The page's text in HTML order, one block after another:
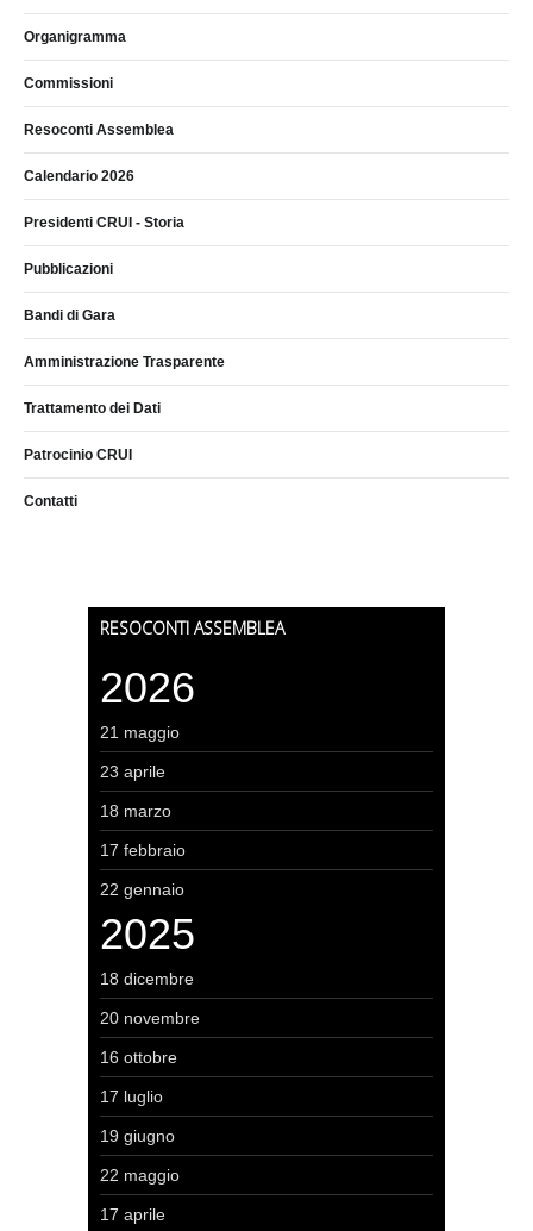
Organigramma
Commissioni
Resoconti Assemblea
Calendario 2026
Presidenti CRUI - Storia
Pubblicazioni
Bandi di Gara
Amministrazione Trasparente
Trattamento dei Dati
Patrocinio CRUI
Contatti
RESOCONTI ASSEMBLEA
2026
21 maggio
23 aprile
18 marzo
17 febbraio
22 gennaio
2025
18 dicembre
20 novembre
16 ottobre
17 luglio
19 giugno
22 maggio
17 aprile